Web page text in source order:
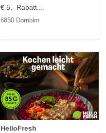
€ 5,- Rabatt...
6850 Dornbirn
HelloFresh